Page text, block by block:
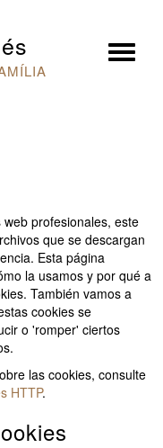
×
profesionales, este
que se descargan
Esta página
la usamos y por qué a
También vamos a
cookies se
o 'romper' ciertos
las cookies, consulte
HTTP.